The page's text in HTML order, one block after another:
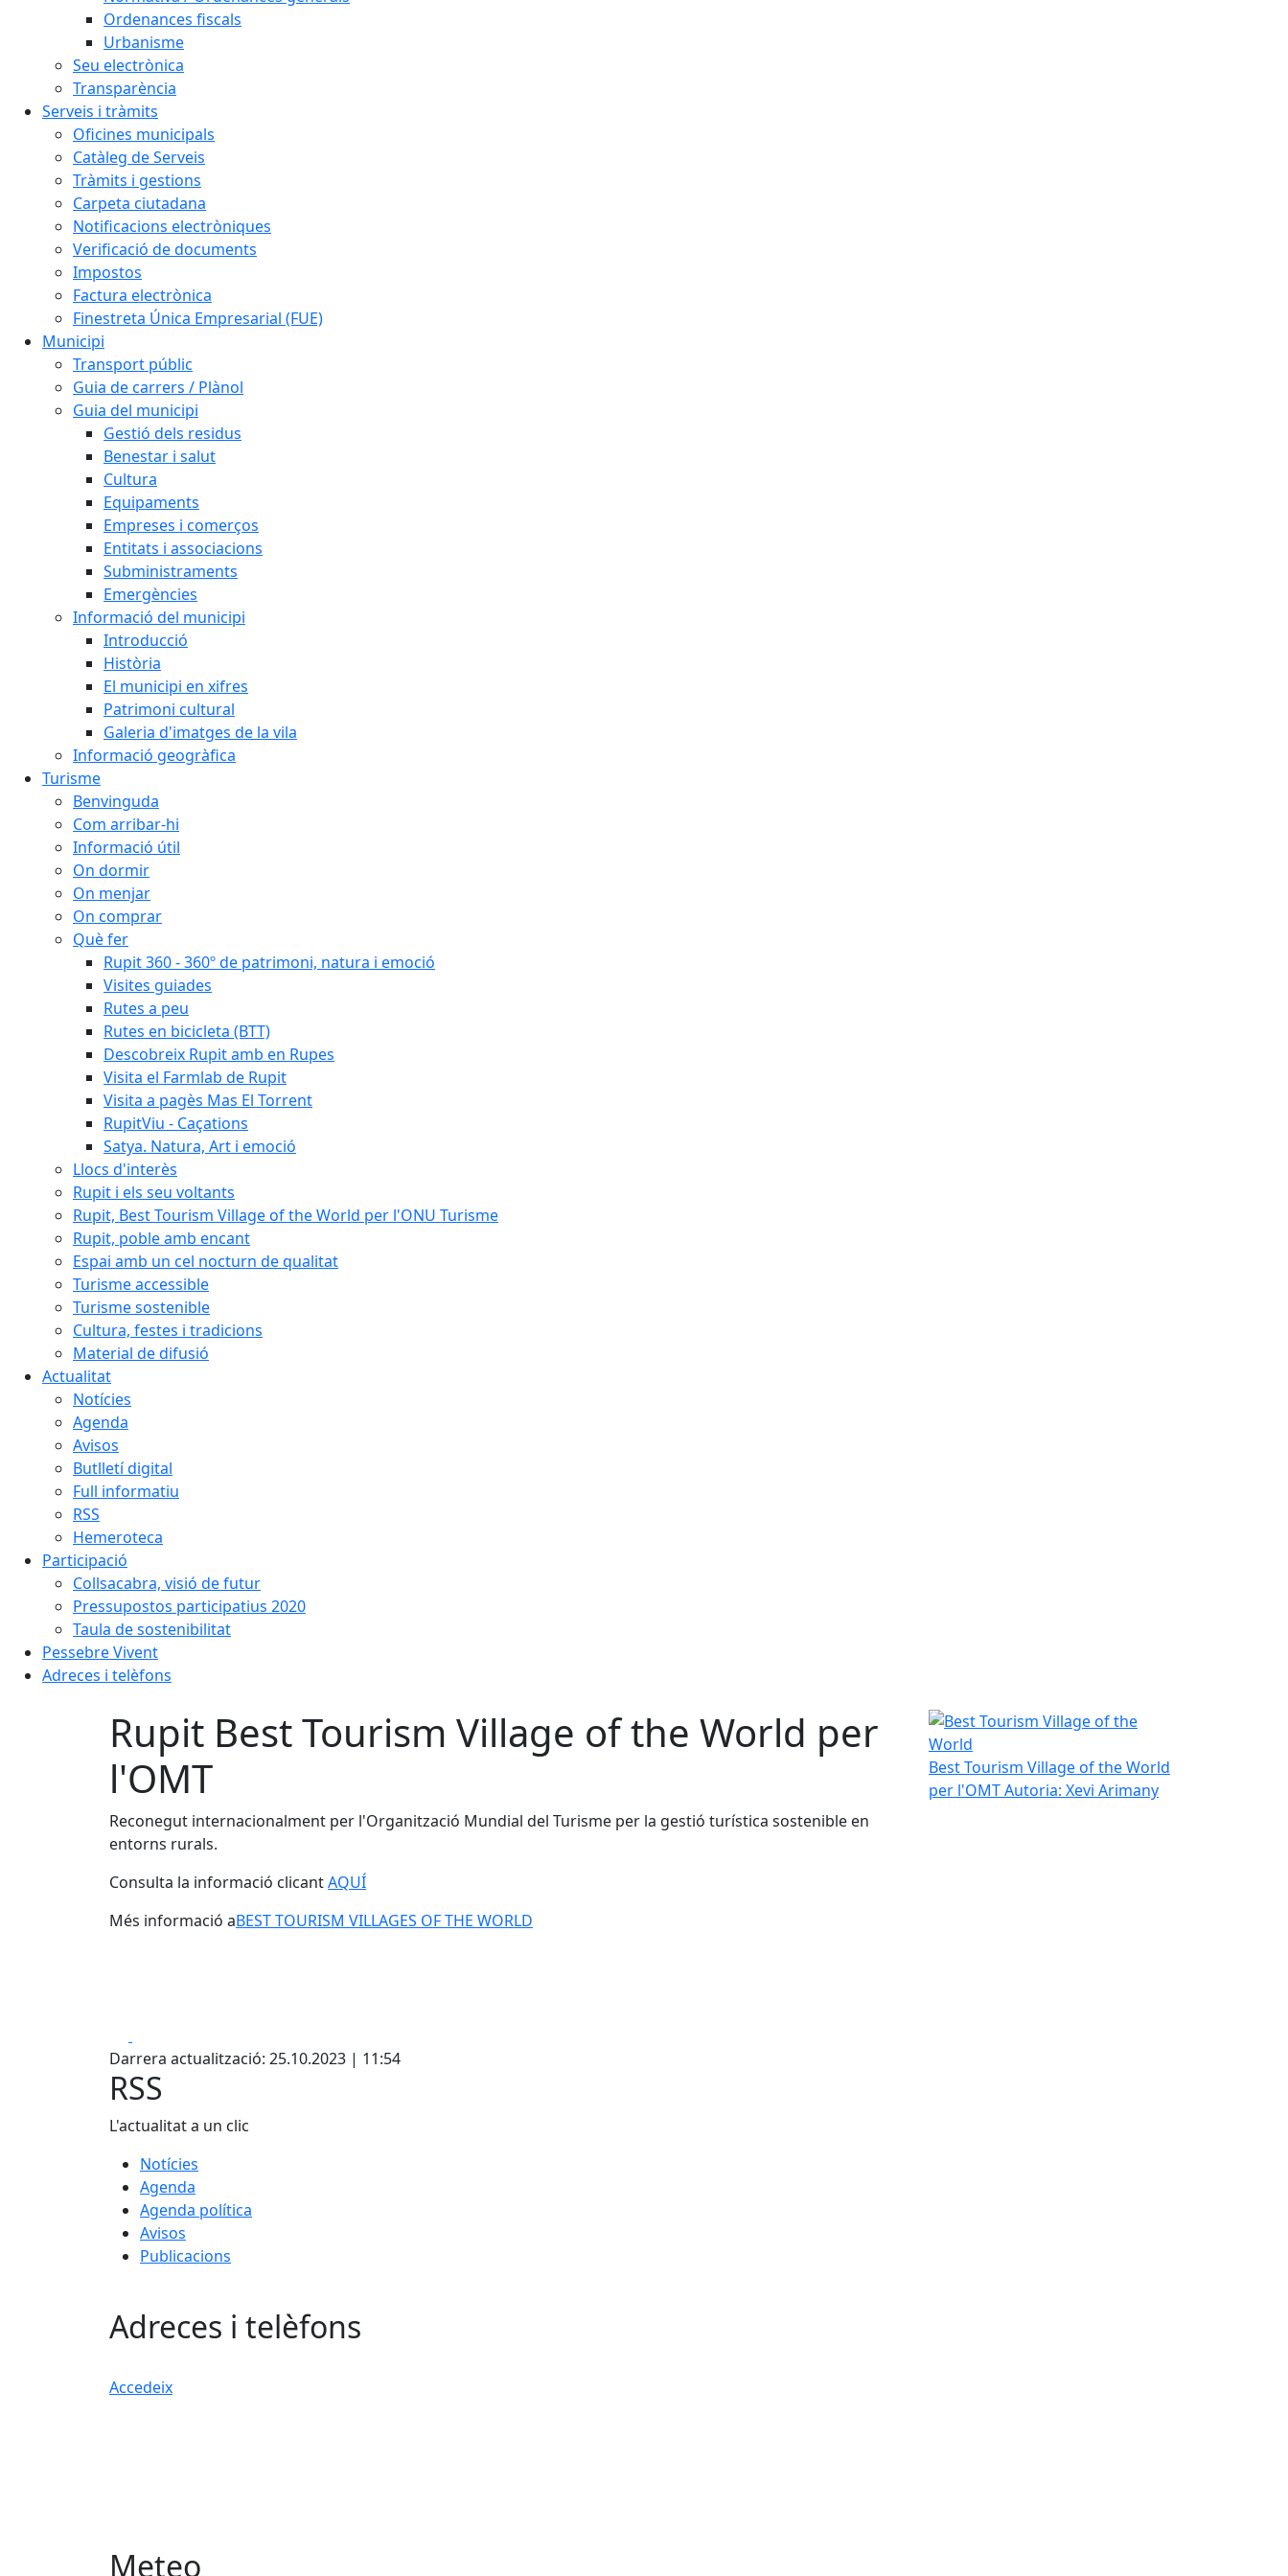
Ordenances fiscals
Urbanisme
Seu electrònica
Transparència
Serveis i tràmits
Oficines municipals
Catàleg de Serveis
Tràmits i gestions
Carpeta ciutadana
Notificacions electròniques
Verificació de documents
Impostos
Factura electrònica
Finestreta Única Empresarial (FUE)
Municipi
Transport públic
Guia de carrers / Plànol
Guia del municipi
Gestió dels residus
Benestar i salut
Cultura
Equipaments
Empreses i comerços
Entitats i associacions
Subministraments
Emergències
Informació del municipi
Introducció
Història
El municipi en xifres
Patrimoni cultural
Galeria d'imatges de la vila
Informació geogràfica
Turisme
Benvinguda
Com arribar-hi
Informació útil
On dormir
On menjar
On comprar
Què fer
Rupit 360 - 360º de patrimoni, natura i emoció
Visites guiades
Rutes a peu
Rutes en bicicleta (BTT)
Descobreix Rupit amb en Rupes
Visita el Farmlab de Rupit
Visita a pagès Mas El Torrent
RupitViu - Caçations
Satya. Natura, Art i emoció
Llocs d'interès
Rupit i els seu voltants
Rupit, Best Tourism Village of the World per l'ONU Turisme
Rupit, poble amb encant
Espai amb un cel nocturn de qualitat
Turisme accessible
Turisme sostenible
Cultura, festes i tradicions
Material de difusió
Actualitat
Notícies
Agenda
Avisos
Butlletí digital
Full informatiu
RSS
Hemeroteca
Participació
Collsacabra, visió de futur
Pressupostos participatius 2020
Taula de sostenibilitat
Pessebre Vivent
Adreces i telèfons
Rupit Best Tourism Village of the World per
l'OMT
Reconegut internacionalment per l'Organització Mundial del Turisme per la gestió turística sostenible en
entorns rurals.
Consulta la informació clicantAQUÍ
Més informació aBEST TOURISM VILLAGES OF THE WORLD
Darrera actualització: 25.10.2023 | 11:54
Best Tourism Village of the World
Best Tourism Village of the World
per l'OMTAutoria: Xevi Arimany
RSS
L'actualitat a un clic
Notícies
Agenda
Agenda política
Avisos
Publicacions
Adreces i telèfons
Accedeix
Meteo